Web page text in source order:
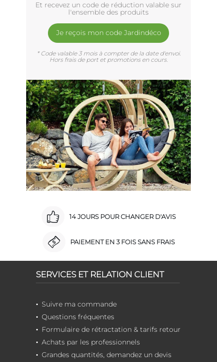
Et recevez un code de réduction valable sur
l'ensemble des produits
Je reçois mon code Jardindéco
* Code valable 3 mois à compter de la date d'envoi.
Hors frais de port et promotions en cours.
14 JOURS POUR CHANGER D'AVIS
PAIEMENT EN 3 FOIS SANS FRAIS
SERVICES ET RELATION CLIENT
Suivre ma commande
Questions fréquentes
Formulaire de rétractation & tarifs retour
Achats par les professionnels
Grandes quantités, demandez un devis